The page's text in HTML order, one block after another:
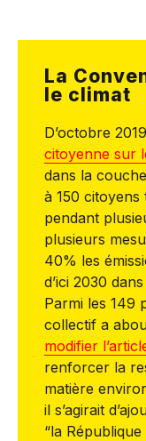
La
le climat
D’octobre
citoyenne sur
dans la
à 150
pendant
plusieurs
40% les
d’ici 2030
Parmi les 149
collectif a
modifier
renforcer la
matière
il s’agirait
“la